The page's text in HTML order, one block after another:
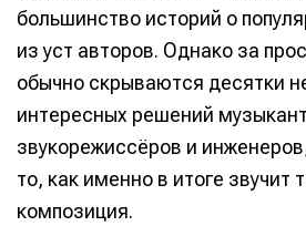
большинство историй о
из уст авторов. Однако за
обычно скрываются десятки
интересных решений
звукорежиссёров и
то, как именно в итоге звучит
композиция.